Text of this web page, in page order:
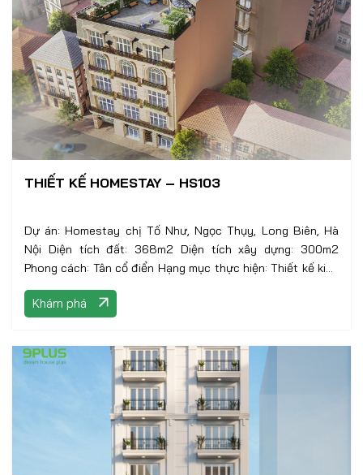
THIẾT KẾ HOMESTAY – HS103
Dự án: Homestay chị Tố Như, Ngọc Thụy, Long Biên, Hà
Nội Diện tích đất: 368m2 Diện tích xây dựng: 300m2
Phong cách: Tân cổ điển Hạng mục thực hiện: Thiết kế kiến
trúc
Khám phá